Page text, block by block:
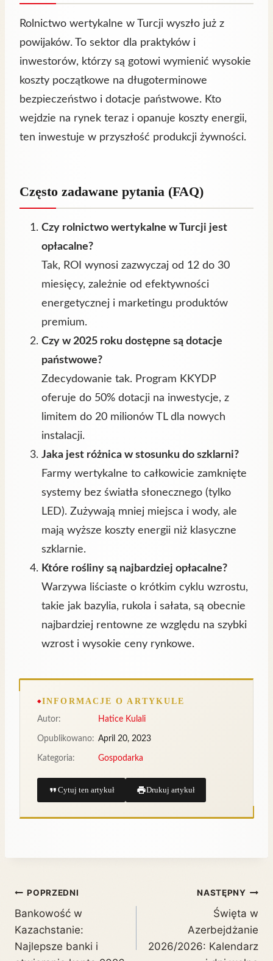
Rolnictwo wertykalne w Turcji wyszło już z
powijaków. To sektor dla praktyków i
inwestorów, którzy są gotowi wymienić wysokie
koszty początkowe na długoterminowe
bezpieczeństwo i dotacje państwowe. Kto
wejdzie na rynek teraz i opanuje koszty energii,
ten inwestuje w przyszłość produkcji żywności.
Często zadawane pytania (FAQ)
Czy rolnictwo wertykalne w Turcji jest
opłacalne?
Tak, ROI wynosi zazwyczaj od 12 do 30
miesięcy, zależnie od efektywności
energetycznej i marketingu produktów
premium.
Czy w 2025 roku dostępne są dotacje
państwowe?
Zdecydowanie tak. Program KKYDP
oferuje do 50% dotacji na inwestycje, z
limitem do 20 milionów TL dla nowych
instalacji.
Jaka jest różnica w stosunku do szklarni?
Farmy wertykalne to całkowicie zamknięte
systemy bez światła słonecznego (tylko
LED). Zużywają mniej miejsca i wody, ale
mają wyższe koszty energii niż klasyczne
szklarnie.
Które rośliny są najbardziej opłacalne?
Warzywa liściaste o krótkim cyklu wzrostu,
takie jak bazylia, rukola i sałata, są obecnie
najbardziej rentowne ze względu na szybki
wzrost i wysokie ceny rynkowe.
INFORMACJE O ARTYKULE
Autor: Hatice Kulali
Opublikowano: April 20, 2023
Kategoria: Gospodarka
Cytuj ten artykuł Drukuj artykuł
POPRZEDNI
Bankowość w
Kazachstanie:
Najlepsze banki i
NASTĘPNY
Święta w
Azerbejdżanie
2026/2026: Kalendarz